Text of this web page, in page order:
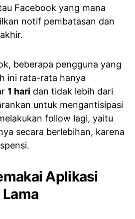
Facebook yang mana
notif pembatasan dan
beberapa pengguna yang
ini rata-rata hanya
1 hari dan tidak lebih dari
untuk mengantisipasi
follow lagi, yaitu
secara berlebihan, karena
Aplikasi